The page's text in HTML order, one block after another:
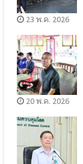
23 พ.ค. 2026
20 พ.ค. 2026